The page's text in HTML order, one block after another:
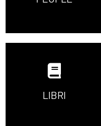
LIBRI